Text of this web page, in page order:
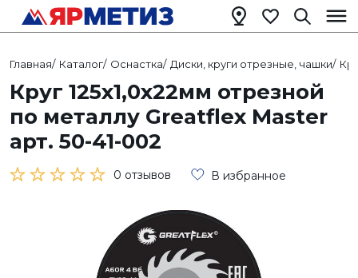
Главная/ Каталог/ Оснастка/ Диски, круги отрезные, чашки/
Круг 125х1,0х22мм отрезной
по металлу Greatflex Master
арт. 50-41-002
0 отзывов В избранное